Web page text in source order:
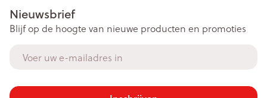
Nieuwsbrief
Blijf op de hoogte van nieuwe producten en promoties